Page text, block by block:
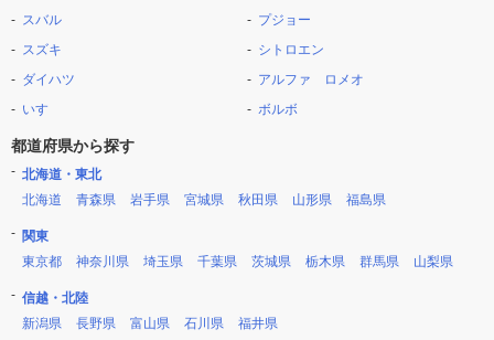
スバル
スズキ
ダイハツ
いすゞ
プジョー
シトロエン
アルファ ロメオ
ボルボ
都道府県から探す
北海道・東北
北海道
青森県 岩手県 宮城県 秋田県 山形県 福島県
関東
東京都
神奈川県 埼玉県 千葉県 茨城県 栃木県 群馬県 山梨県
信越・北陸
新潟県
長野県 富山県 石川県 福井県